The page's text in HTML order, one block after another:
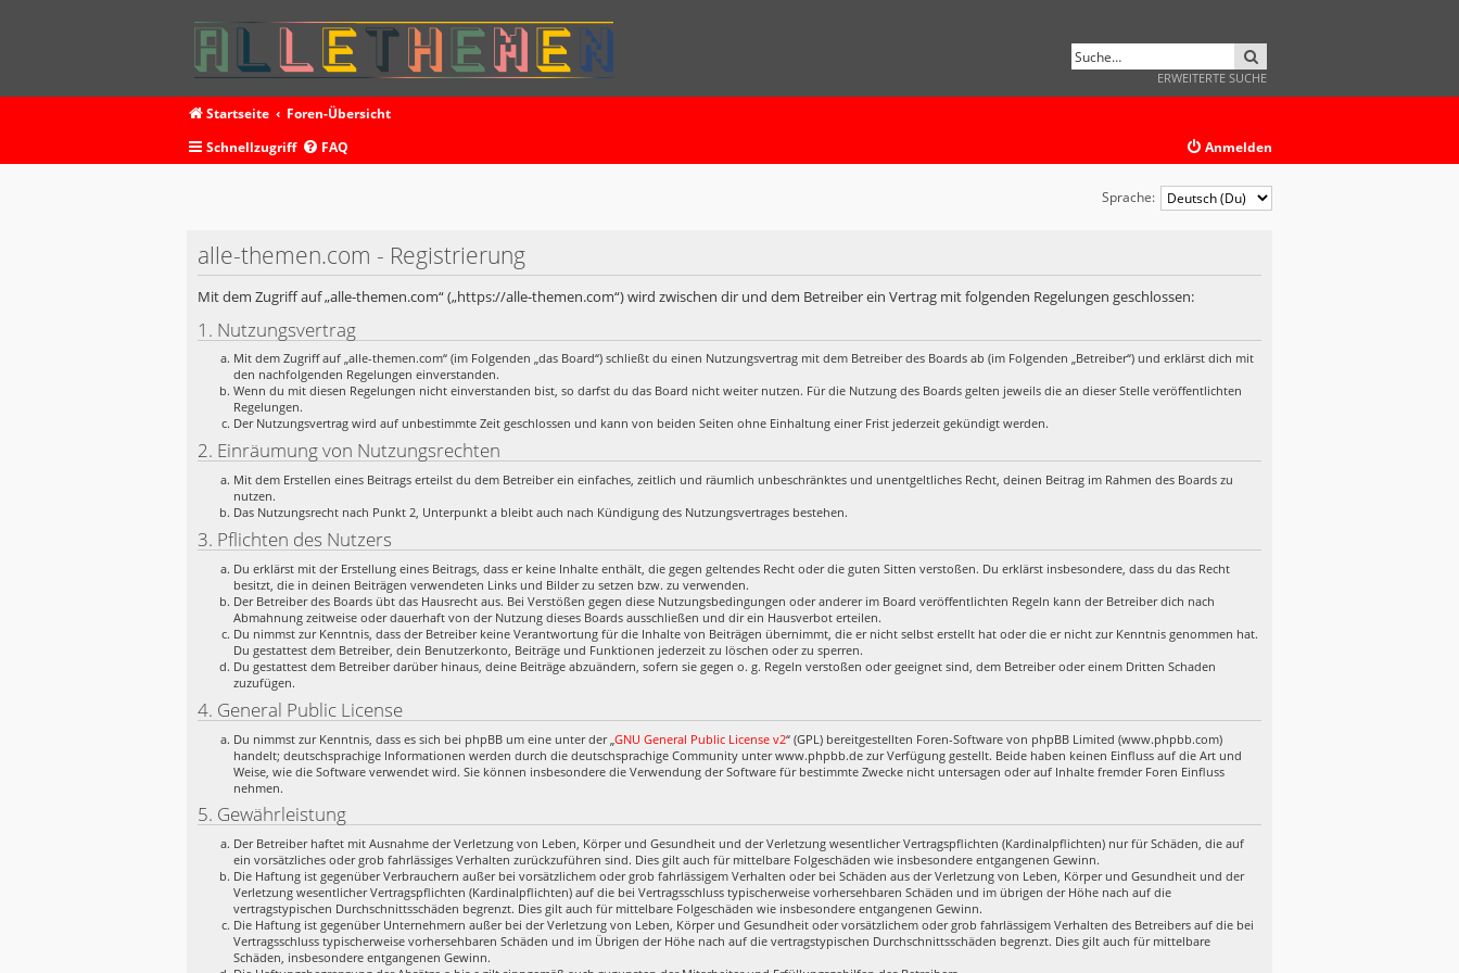
ERWEITERTE SUCHE
Startseite
Foren-Übersicht
Schnellzugriff
FAQ Anmelden
Sprache:
alle-themen.com - Registrierung
Mit dem Zugriff auf „alle-themen.com“ („https://alle-themen.com“) wird zwischen dir und dem Betreiber ein Vertrag mit folgenden Regelungen geschlossen:
1. Nutzungsvertrag
Mit dem Zugriff auf „alle-themen.com“ (im Folgenden „das Board“) schließt du einen Nutzungsvertrag mit dem Betreiber des Boards ab (im Folgenden „Betreiber“) und erklärst dich mit
den nachfolgenden Regelungen einverstanden.
Wenn du mit diesen Regelungen nicht einverstanden bist, so darfst du das Board nicht weiter nutzen. Für die Nutzung des Boards gelten jeweils die an dieser Stelle veröffentlichten
Regelungen.
Der Nutzungsvertrag wird auf unbestimmte Zeit geschlossen und kann von beiden Seiten ohne Einhaltung einer Frist jederzeit gekündigt werden.
2. Einräumung von Nutzungsrechten
Mit dem Erstellen eines Beitrags erteilst du dem Betreiber ein einfaches, zeitlich und räumlich unbeschränktes und unentgeltliches Recht, deinen Beitrag im Rahmen des Boards zu
nutzen.
Das Nutzungsrecht nach Punkt 2, Unterpunkt a bleibt auch nach Kündigung des Nutzungsvertrages bestehen.
3. Pflichten des Nutzers
Du erklärst mit der Erstellung eines Beitrags, dass er keine Inhalte enthält, die gegen geltendes Recht oder die guten Sitten verstoßen. Du erklärst insbesondere, dass du das Recht
besitzt, die in deinen Beiträgen verwendeten Links und Bilder zu setzen bzw. zu verwenden.
Der Betreiber des Boards übt das Hausrecht aus. Bei Verstößen gegen diese Nutzungsbedingungen oder anderer im Board veröffentlichten Regeln kann der Betreiber dich nach
Abmahnung zeitweise oder dauerhaft von der Nutzung dieses Boards ausschließen und dir ein Hausverbot erteilen.
Du nimmst zur Kenntnis, dass der Betreiber keine Verantwortung für die Inhalte von Beiträgen übernimmt, die er nicht selbst erstellt hat oder die er nicht zur Kenntnis genommen hat.
Du gestattest dem Betreiber, dein Benutzerkonto, Beiträge und Funktionen jederzeit zu löschen oder zu sperren.
Du gestattest dem Betreiber darüber hinaus, deine Beiträge abzuändern, sofern sie gegen o. g. Regeln verstoßen oder geeignet sind, dem Betreiber oder einem Dritten Schaden
zuzufügen.
4. General Public License
Du nimmst zur Kenntnis, dass es sich bei phpBB um eine unter der „ GNU General Public License v2“ (GPL) bereitgestellten Foren-Software von phpBB Limited (www.phpbb.com)
handelt; deutschsprachige Informationen werden durch die deutschsprachige Community unter www.phpbb.de zur Verfügung gestellt. Beide haben keinen Einfluss auf die Art und
Weise, wie die Software verwendet wird. Sie können insbesondere die Verwendung der Software für bestimmte Zwecke nicht untersagen oder auf Inhalte fremder Foren Einfluss
nehmen.
5. Gewährleistung
Der Betreiber haftet mit Ausnahme der Verletzung von Leben, Körper und Gesundheit und der Verletzung wesentlicher Vertragspflichten (Kardinalpflichten) nur für Schäden, die auf
ein vorsätzliches oder grob fahrlässiges Verhalten zurückzuführen sind. Dies gilt auch für mittelbare Folgeschäden wie insbesondere entgangenen Gewinn.
Die Haftung ist gegenüber Verbrauchern außer bei vorsätzlichem oder grob fahrlässigem Verhalten oder bei Schäden aus der Verletzung von Leben, Körper und Gesundheit und der
Verletzung wesentlicher Vertragspflichten (Kardinalpflichten) auf die bei Vertragsschluss typischerweise vorhersehbaren Schäden und im übrigen der Höhe nach auf die
vertragstypischen Durchschnittsschäden begrenzt. Dies gilt auch für mittelbare Folgeschäden wie insbesondere entgangenen Gewinn.
Die Haftung ist gegenüber Unternehmern außer bei der Verletzung von Leben, Körper und Gesundheit oder vorsätzlichem oder grob fahrlässigem Verhalten des Betreibers auf die bei
Vertragsschluss typischerweise vorhersehbaren Schäden und im Übrigen der Höhe nach auf die vertragstypischen Durchschnittsschäden begrenzt. Dies gilt auch für mittelbare
Schäden, insbesondere entgangenen Gewinn.